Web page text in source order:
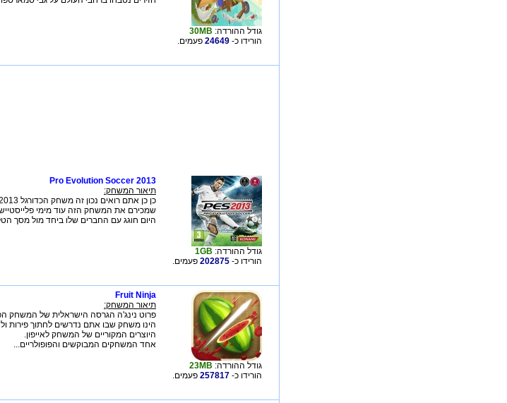
גודל ההורדה: 30MB
הורידו כ- 24649 פעמים.
גודל ההורדה: 1GB
הורידו כ- 202875 פעמים.
Pro Evolution Soccer 2013
תיאור המשחק:
היום חוגג עם החברים שלו ביחד מול מסך
גודל ההורדה: 23MB
הורידו כ- 257817 פעמים.
Fruit Ninja
תיאור המשחק:
הינו משחק שבו אתם נדרשים לחתוך פירות
היוצרים המקוריים של המשחק לאייפון.
אחד המשחקים המבוקשים והפופולריים...